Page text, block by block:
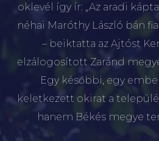
oklevél így ír: „Az aradi
néhai Maróthy László bán
– beiktatta az Ajtóst
elzálogosított Zaránd
Egy későbbi, egy
keletkezett okirat a
hanem Békés megye